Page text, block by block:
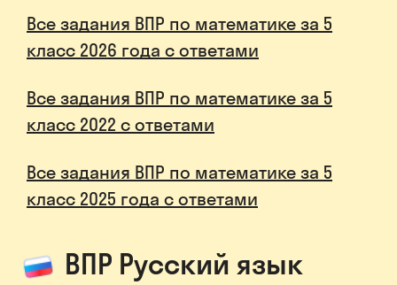
Все задания ВПР по математике за 5
класс 2026 года с ответами
Все задания ВПР по математике за 5
класс 2022 с ответами
Все задания ВПР по математике за 5
класс 2025 года с ответами
ВПР Русский язык